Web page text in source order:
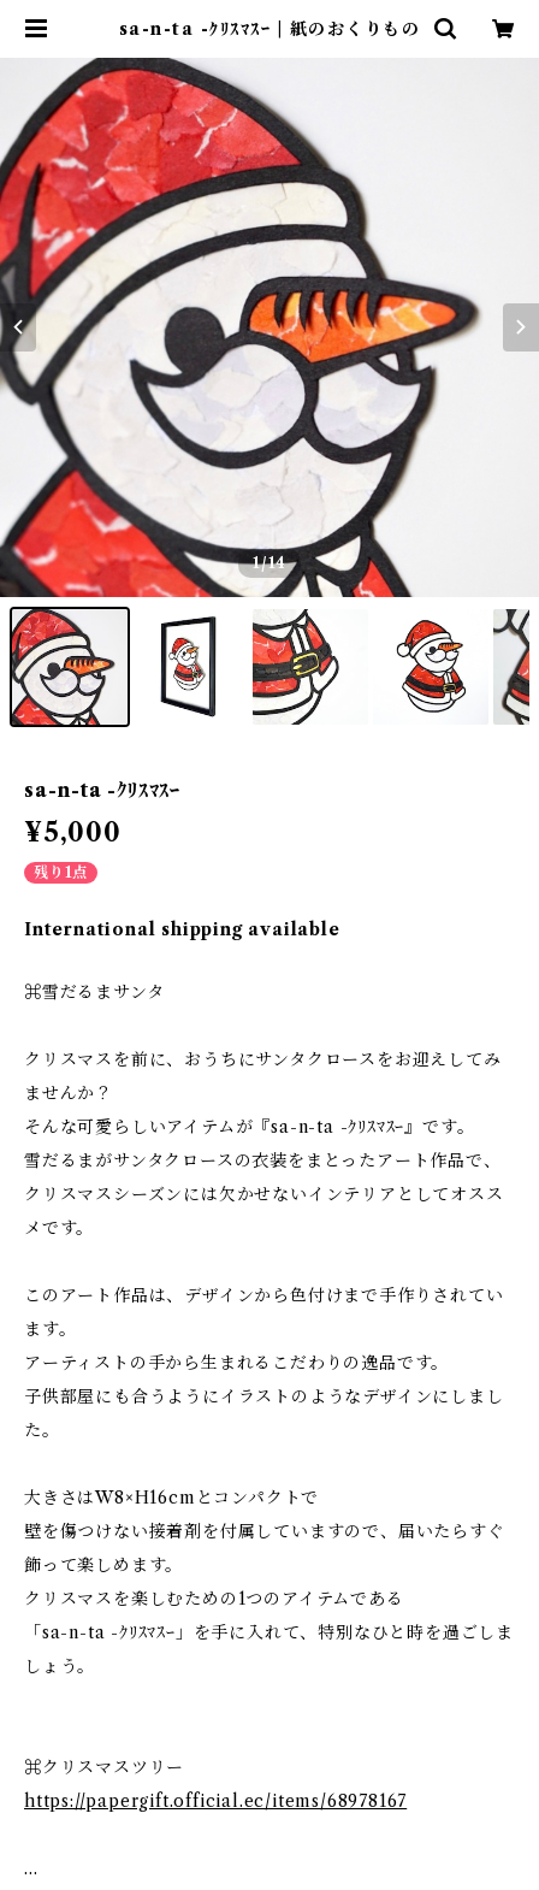
sa-n-ta -ｸﾘｽﾏｽｰ | 紙のおくりもの
1/14
sa-n-ta -ｸﾘｽﾏｽｰ
¥5,000
残り1点
International shipping available
⌘雪だるまサンタ
クリスマスを前に、おうちにサンタクロースをお迎えしてみ
ませんか？
そんな可愛らしいアイテムが『sa-n-ta -ｸﾘｽﾏｽｰ』です。
雪だるまがサンタクロースの衣装をまとったアート作品で、
クリスマスシーズンには欠かせないインテリアとしてオスス
メです。
このアート作品は、デザインから色付けまで手作りされてい
ます。
アーティストの手から生まれるこだわりの逸品です。
子供部屋にも合うようにイラストのようなデザインにしまし
た。
大きさはW8×H16cmとコンパクトで
壁を傷つけない接着剤を付属していますので、届いたらすぐ
飾って楽しめます。
クリスマスを楽しむための1つのアイテムである
「sa-n-ta -ｸﾘｽﾏｽｰ」を手に入れて、特別なひと時を過ごしま
しょう。
⌘クリスマスツリー
https://papergift.official.ec/items/68978167
…